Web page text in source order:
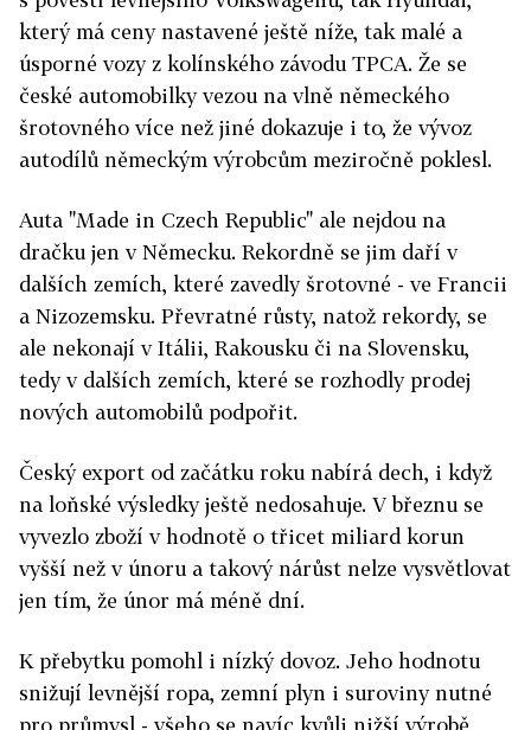
který má ceny nastavené ještě níže, tak malé a
úsporné vozy z kolínského závodu TPCA. Že se
české automobilky vezou na vlně německého
šrotovného více než jiné dokazuje i to, že vývoz
autodílů německým výrobcům meziročně poklesl.
Auta "Made in Czech Republic" ale nejdou na
dračku jen v Německu. Rekordně se jim daří v
dalších zemích, které zavedly šrotovné - ve Francii
a Nizozemsku. Převratné růsty, natož rekordy, se
ale nekonají v Itálii, Rakousku či na Slovensku,
tedy v dalších zemích, které se rozhodly prodej
nových automobilů podpořit.
Český export od začátku roku nabírá dech, i když
na loňské výsledky ještě nedosahuje. V březnu se
vyvezlo zboží v hodnotě o třicet miliard korun
vyšší než v únoru a takový nárůst nelze vysvětlovat
jen tím, že únor má méně dní.
K přebytku pomohl i nízký dovoz. Jeho hodnotu
snižují levnější ropa, zemní plyn i suroviny nutné
pro průmysl - všeho se navíc kvůli nižší výrobě